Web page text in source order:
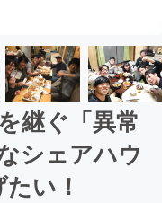
継ぐ「異常
シェアハウ
い！